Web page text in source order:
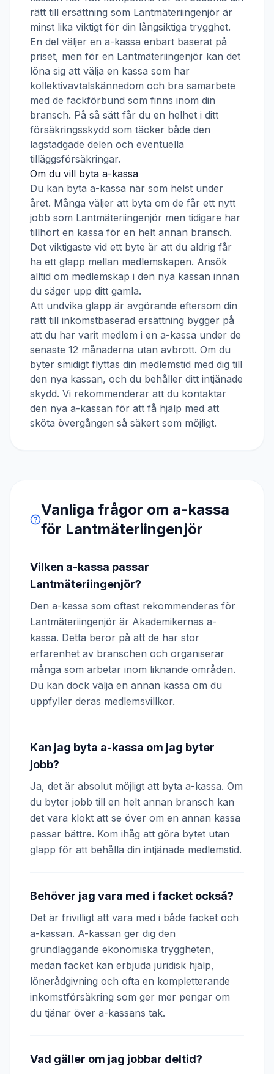
rätt till ersättning som Lantmäteriingenjör är
minst lika viktigt för din långsiktiga trygghet.
En del väljer en a-kassa enbart baserat på
priset, men för en Lantmäteriingenjör kan det
löna sig att välja en kassa som har
kollektivavtalskännedom och bra samarbete
med de fackförbund som finns inom din
bransch. På så sätt får du en helhet i ditt
försäkringsskydd som täcker både den
lagstadgade delen och eventuella
tilläggsförsäkringar.
Om du vill byta a-kassa
Du kan byta a-kassa när som helst under
året. Många väljer att byta om de får ett nytt
jobb som Lantmäteriingenjör men tidigare har
tillhört en kassa för en helt annan bransch.
Det viktigaste vid ett byte är att du aldrig får
ha ett glapp mellan medlemskapen. Ansök
alltid om medlemskap i den nya kassan innan
du säger upp ditt gamla.
Att undvika glapp är avgörande eftersom din
rätt till inkomstbaserad ersättning bygger på
att du har varit medlem i en a-kassa under de
senaste 12 månaderna utan avbrott. Om du
byter smidigt flyttas din medlemstid med dig till
den nya kassan, och du behåller ditt intjänade
skydd. Vi rekommenderar att du kontaktar
den nya a-kassan för att få hjälp med att
sköta övergången så säkert som möjligt.
Vanliga frågor om a-kassa
för Lantmäteriingenjör
Vilken a-kassa passar
Lantmäteriingenjör?
Den a-kassa som oftast rekommenderas för
Lantmäteriingenjör är Akademikernas a-
kassa. Detta beror på att de har stor
erfarenhet av branschen och organiserar
många som arbetar inom liknande områden.
Du kan dock välja en annan kassa om du
uppfyller deras medlemsvillkor.
Kan jag byta a-kassa om jag byter
jobb?
Ja, det är absolut möjligt att byta a-kassa. Om
du byter jobb till en helt annan bransch kan
det vara klokt att se över om en annan kassa
passar bättre. Kom ihåg att göra bytet utan
glapp för att behålla din intjänade medlemstid.
Behöver jag vara med i facket också?
Det är frivilligt att vara med i både facket och
a-kassan. A-kassan ger dig den
grundläggande ekonomiska tryggheten,
medan facket kan erbjuda juridisk hjälp,
lönerådgivning och ofta en kompletterande
inkomstförsäkring som ger mer pengar om
du tjänar över a-kassans tak.
Vad gäller om jag jobbar deltid?